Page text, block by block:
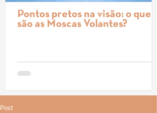
Pontos pretos na visão: o que
são as Moscas Volantes?
Post